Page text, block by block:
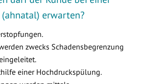
erwarten?
zwecks Schadensbegrenzung
einer Hochdruckspülung.